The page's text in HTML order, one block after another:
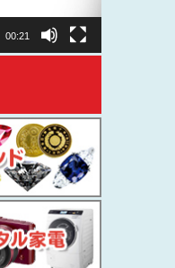
00:21